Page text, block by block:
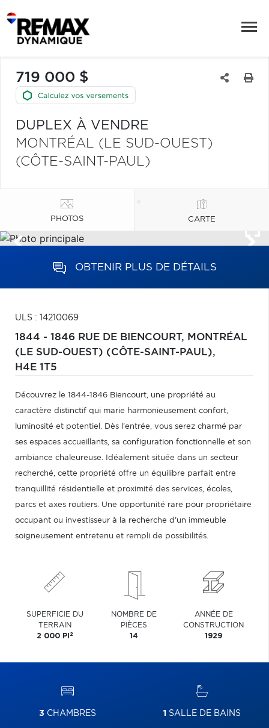
719 000 $
DUPLEX À VENDRE
MONTRÉAL (LE SUD-OUEST)
(CÔTE-SAINT-PAUL)
PHOTOS CARTE
OBTENIR PLUS DE DÉTAILS
ULS : 14210069
1844 - 1846 RUE DE BIENCOURT, MONTRÉAL
(LE SUD-OUEST) (CÔTE-SAINT-PAUL),
H4E 1T5
Découvrez le 1844-1846 Biencourt, une propriété au
caractère distinctif qui marie harmonieusement confort,
luminosité et potentiel. Dès l'entrée, vous serez charmé par
ses espaces accueillants, sa configuration fonctionnelle et son
ambiance chaleureuse. Idéalement située dans un secteur
recherché, cette propriété offre un équilibre parfait entre
tranquillité résidentielle et proximité des services, écoles,
parcs et axes routiers. Une opportunité rare pour propriétaire
occupant ou investisseur à la recherche d'un immeuble
soigneusement entretenu et rempli de possibilités.
SUPERFICIE DU
TERRAIN
2 000 PI 2
NOMBRE DE
PIÈCES
14
ANNÉE DE
CONSTRUCTION
1929
3 CHAMBRES 1 SALLE DE BAINS